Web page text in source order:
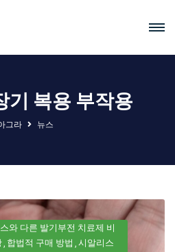
기 복용 부작용
그라 뉴스
와 다른 발기부전 치료제 비
합법적 구매 방법 시알리스